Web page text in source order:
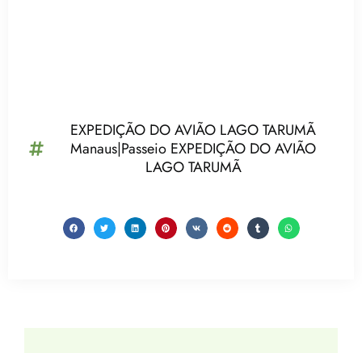
EXPEDIÇÃO DO AVIÃO LAGO TARUMÃ
Manaus|Passeio EXPEDIÇÃO DO AVIÃO
LAGO TARUMÃ